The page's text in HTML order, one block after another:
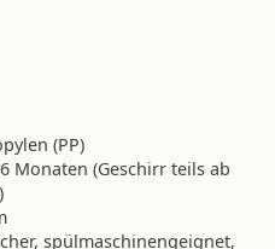
(PP)
Monaten (Geschirr teils ab
spülmaschinengeignet,